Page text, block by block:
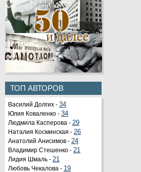
ТОП АВТОРОВ
Василий Долгих - 34
Юлия Коваленко - 34
Людмила Касперова - 29
Наталия Косминская - 26
Анатолий Анисимов - 24
Владимир Стешенко - 21
Лидия Шмаль - 21
Любовь Чекалова - 19